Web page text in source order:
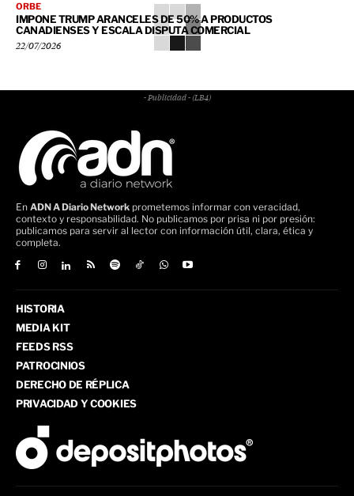
ORBE
IMPONE TRUMP ARANCELES DE 50% A PRODUCTOS
CANADIENSES Y ESCALA DISPUTA COMERCIAL
22/07/2026
- Publicidad - (LB4)
En ADN A Diario Network prometemos informar con veracidad,
contexto y responsabilidad. No publicamos por prisa ni por presión:
publicamos para servir al lector con información útil, clara, ética y
completa.
HISTORIA
MEDIA KIT
FEEDS RSS
PATROCINIOS
DERECHO DE RÉPLICA
PRIVACIDAD Y COOKIES